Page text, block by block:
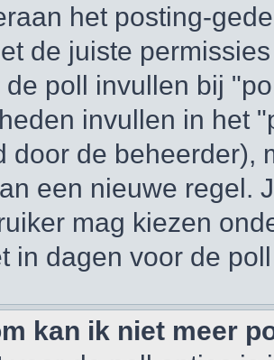
het posting-
de juiste
de poll invullen bij
invullen in het
door de beheerder),
een nieuwe regel.
mag kiezen
in dagen voor de
kan ik niet meer